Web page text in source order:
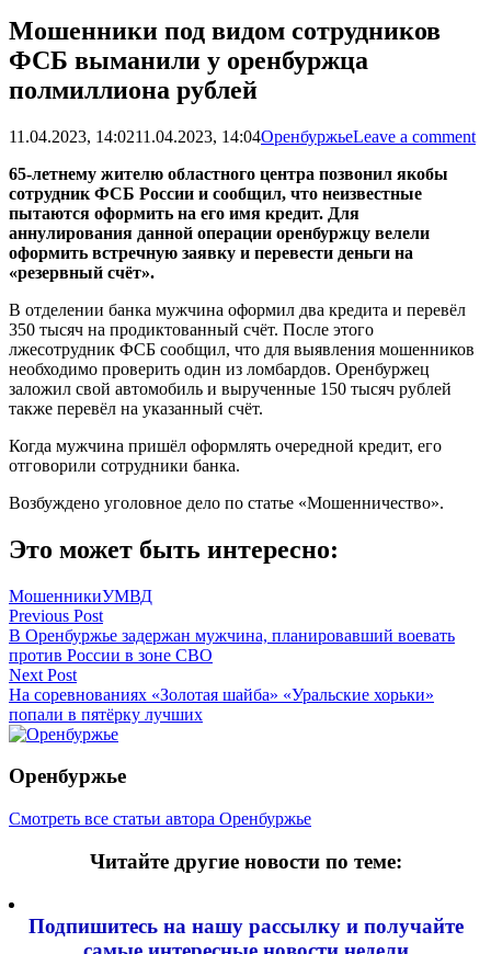
Мошенники под видом сотрудников
ФСБ выманили у оренбуржца
полмиллиона рублей
11.04.2023, 14:0211.04.2023, 14:04ОренбуржьеLeave a comment
65-летнему жителю областного центра позвонил якобы
сотрудник ФСБ России и сообщил, что неизвестные
пытаются оформить на его имя кредит. Для
аннулирования данной операции оренбуржцу велели
оформить встречную заявку и перевести деньги на
«резервный счёт».
В отделении банка мужчина оформил два кредита и перевёл
350 тысяч на продиктованный счёт. После этого
лжесотрудник ФСБ сообщил, что для выявления мошенников
необходимо проверить один из ломбардов. Оренбуржец
заложил свой автомобиль и вырученные 150 тысяч рублей
также перевёл на указанный счёт.
Когда мужчина пришёл оформлять очередной кредит, его
отговорили сотрудники банка.
Возбуждено уголовное дело по статье «Мошенничество».
Это может быть интересно:
МошенникиУМВД
Навигация
по
записям
Previous Post
В Оренбуржье задержан мужчина, планировавший воевать
против России в зоне СВО
Next Post
На соревнованиях «Золотая шайба» «Уральские хорьки»
попали в пятёрку лучших
Оренбуржье
Смотреть все статьи автора Оренбуржье
Читайте другие новости по теме:
Подпишитесь на нашу рассылку и получайте